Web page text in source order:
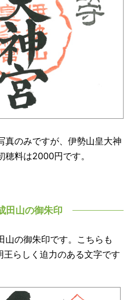
真のみですが、伊勢山皇大神
穂料は2000円です。
田山の御朱印
山の御朱印です。こちらも
らしく迫力のある文字です